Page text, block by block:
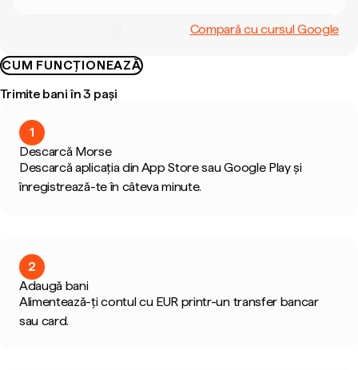
Compară cu cursul Google
CUM FUNCȚIONEAZĂ
Trimite bani în 3 pași
1
Descarcă Morse
Descarcă aplicația din App Store sau Google Play și
înregistrează-te în câteva minute.
2
Adaugă bani
Alimentează-ți contul cu EUR printr-un transfer bancar
sau card.